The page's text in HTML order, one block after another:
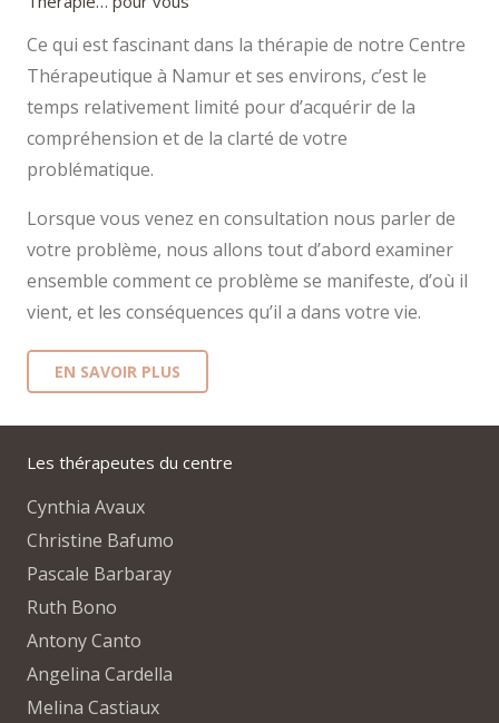
Ce qui est fascinant dans la thérapie de notre Centre
Thérapeutique à Namur et ses environs, c’est le
temps relativement limité pour d’acquérir de la
compréhension et de la clarté de votre
problématique.
Lorsque vous venez en consultation nous parler de
votre problème, nous allons tout d’abord examiner
ensemble comment ce problème se manifeste, d’où il
vient, et les conséquences qu’il a dans votre vie.
EN SAVOIR PLUS
Les thérapeutes du centre
Cynthia Avaux
Christine Bafumo
Pascale Barbaray
Ruth Bono
Antony Canto
Angelina Cardella
Melina Castiaux